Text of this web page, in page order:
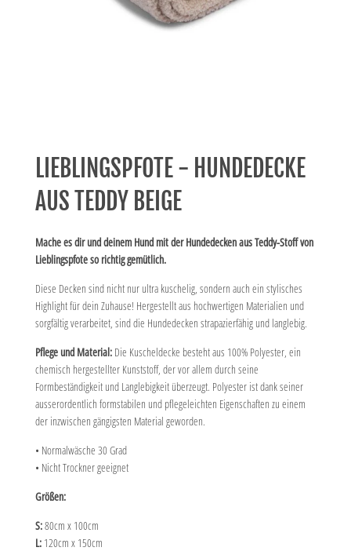
LIEBLINGSPFOTE - HUNDEDECKE
AUS TEDDY BEIGE
Mache es dir und deinem Hund mit der Hundedecken aus Teddy-Stoff von
Lieblingspfote so richtig gemütlich.
Diese Decken sind nicht nur ultra kuschelig, sondern auch ein stylisches
Highlight für dein Zuhause! Hergestellt aus hochwertigen Materialien und
sorgfältig verarbeitet, sind die Hundedecken strapazierfähig und langlebig.
Pflege und Material: Die Kuscheldecke besteht aus 100% Polyester, ein
chemisch hergestellter Kunststoff, der vor allem durch seine
Formbeständigkeit und Langlebigkeit überzeugt. Polyester ist dank seiner
ausserordentlich formstabilen und pflegeleichten Eigenschaften zu einem
der inzwischen gängigsten Material geworden.
• Normalwäsche 30 Grad
• Nicht Trockner geeignet
Größen:
S:80cm x 100cm
L: 120cm x 150cm